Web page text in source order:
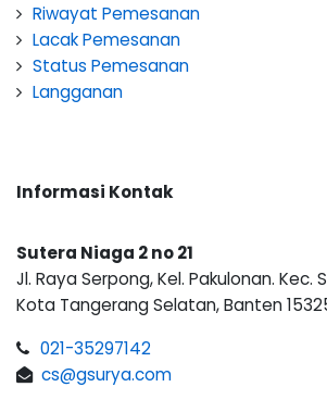
Riwayat Pemesanan
Lacak Pemesanan
Status Pemesanan
Langganan
Informasi Kontak
Sutera Niaga 2 no 21
Jl. Raya Serpong, Kel. Pakulonan. Kec.
Kota Tangerang Selatan, Banten
021-35297142
cs@gsurya.com